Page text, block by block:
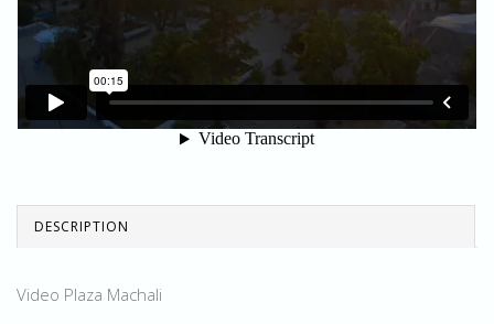
DESCRIPTION
Video Plaza Machali